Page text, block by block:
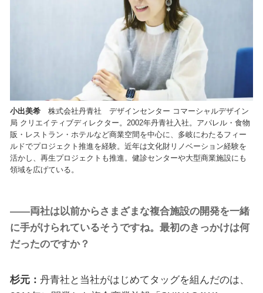
小出美希株式会社丹青社 デザインセンター コマーシャルデザイン
局 クリエイティブディレクター。2002年丹青社入社。アパレル・食物
販・レストラン・ホテルなど商業空間を中心に、多岐にわたるフィー
ルドでプロジェクト推進を経験。近年は文化財リノベーション経験を
活かし、再生プロジェクトも推進。健診センターや大型商業施設にも
領域を広げている。
――両社は以前からさまざまな複合施設の開発を一緒
に手がけられているそうですね。最初のきっかけは何
だったのですか？
杉元： 丹青社と当社がはじめてタッグを組んだのは、